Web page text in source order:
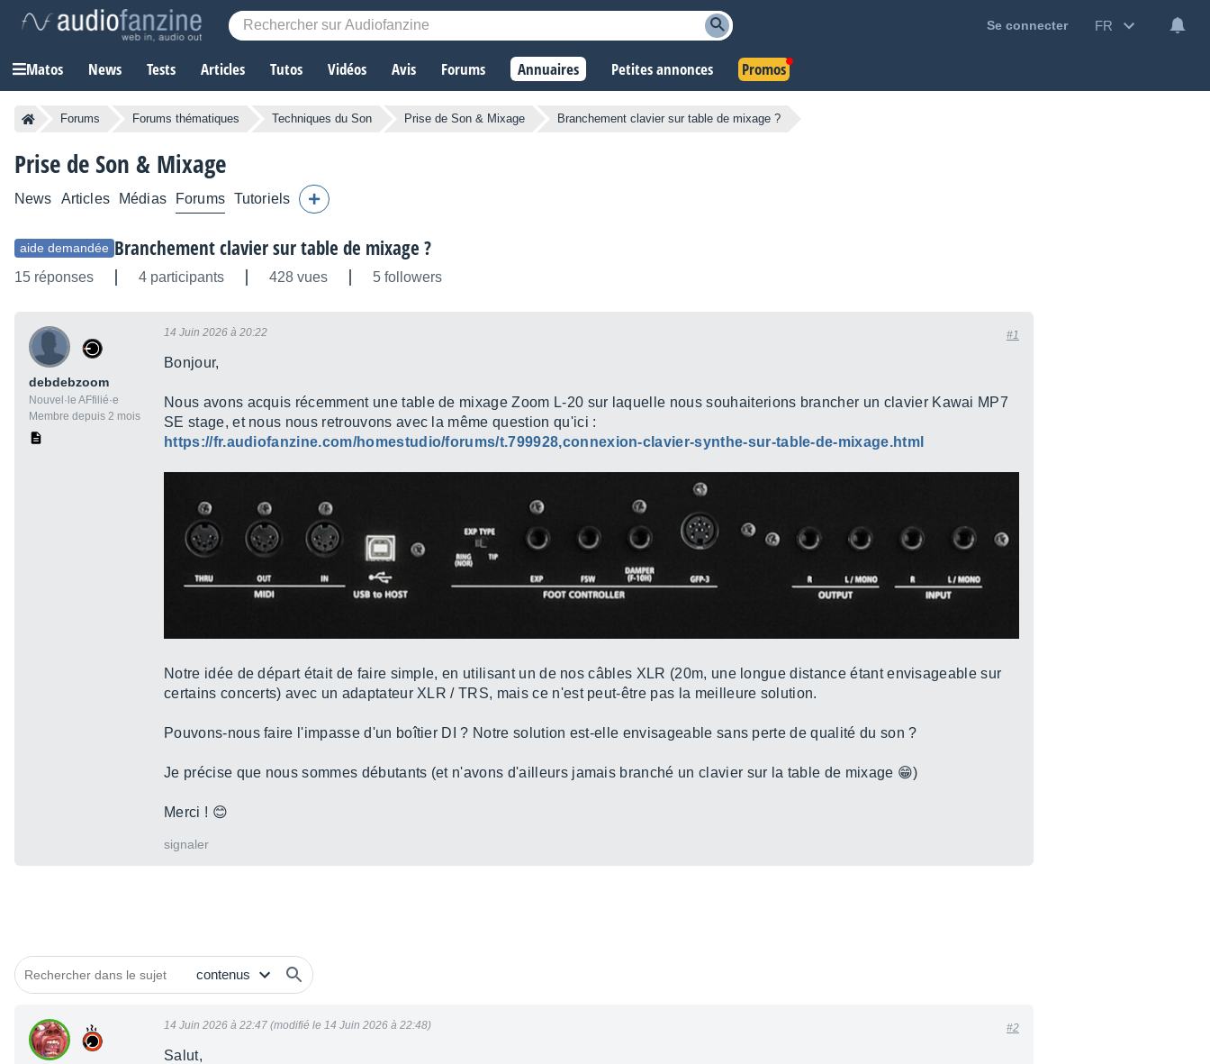
Se connecter FR
Matos News Tests Articles Tutos Vidéos Avis Forums Annuaires Petites annonces Promos
Forums Forums thématiques Techniques du Son Prise de Son & Mixage Branchement clavier sur table de mixage ?
Prise de Son & Mixage
News Articles Médias Forums Tutoriels
aide demandée Branchement clavier sur table de mixage ?
15 réponses 4 participants 428 vues 5 followers
debdebzoom
Nouvel·le AFfilié·e
Membre depuis 2 mois
14 Juin 2026 à 20:22 #1
Bonjour,
Nous avons acquis récemment une table de mixage Zoom L-20 sur laquelle nous souhaiterions brancher un clavier Kawai MP7
SE stage, et nous nous retrouvons avec la même question qu'ici :
https://fr.audiofanzine.com/homestudio/forums/t.799928,connexion-clavier-synthe-sur-table-de-mixage.html
Notre idée de départ était de faire simple, en utilisant un de nos câbles XLR (20m, une longue distance étant envisageable sur
certains concerts) avec un adaptateur XLR / TRS, mais ce n'est peut-être pas la meilleure solution.
Pouvons-nous faire l'impasse d'un boîtier DI ? Notre solution est-elle envisageable sans perte de qualité du son ?
Je précise que nous sommes débutants (et n'avons d'ailleurs jamais branché un clavier sur la table de mixage 😁)
Merci ! 😊
signaler
14 Juin 2026 à 22:47 (modifié le 14 Juin 2026 à 22:48) #2
Salut,